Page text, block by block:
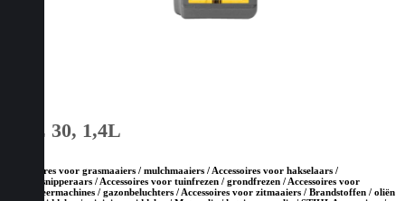
SAE 30, 1,4L
Accessoires voor grasmaaiers / mulchmaaiers / Accessoires voor hakselaars /
houtversnipperaars / Accessoires voor tuinfrezen / grondfrezen / Accessoires voor
verticuteermachines / gazonbeluchters / Accessoires voor zitmaaiers / Brandstoffen / oliën